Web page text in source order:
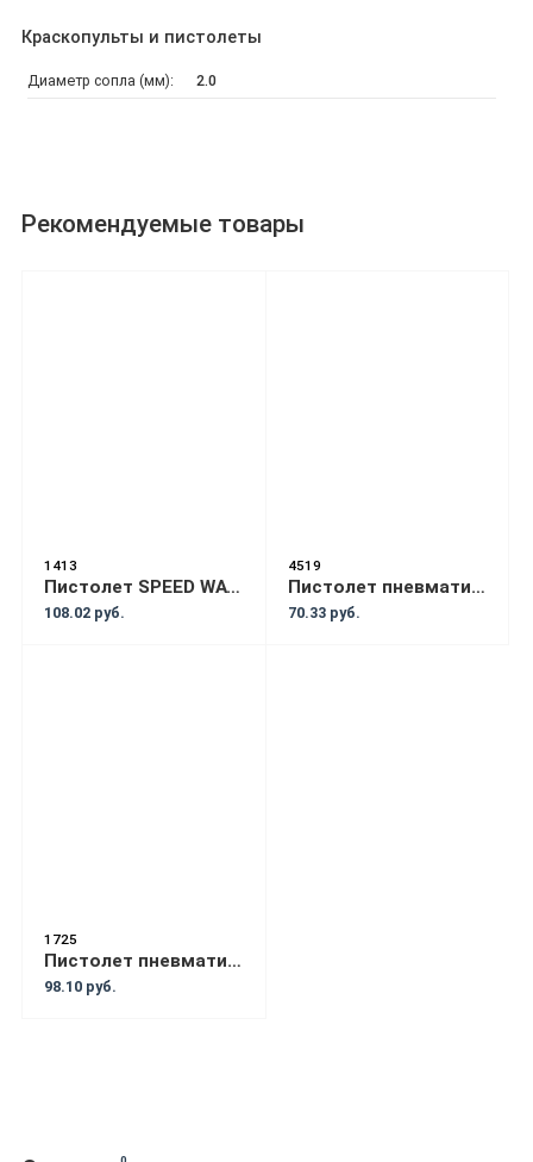
Краскопульты и пистолеты
Диаметр сопла (мм): 2.0
Рекомендуемые товары
1413
Пистолет SPEED WAY HVLP 1.3 низкого давления
108.02 руб.
4519
Пистолет пневматический Tornado для химчистки салона а/м с емкостью 1л и насадкой-пеногенератором (F-203811)
70.33 руб.
1725
Пистолет пневматический TORNADO для химчистки салона (RF-203812)
98.10 руб.